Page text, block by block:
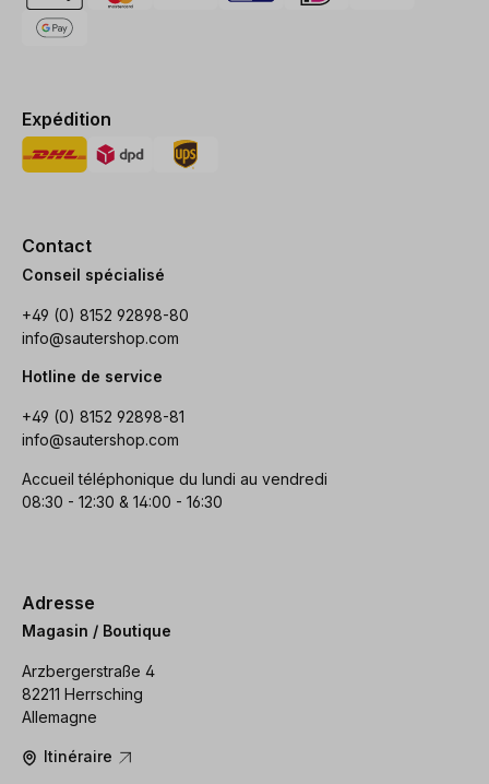
Expédition
Contact
Conseil spécialisé
+49 (0) 8152 92898-80
info@sautershop.com
Hotline de service
+49 (0) 8152 92898-81
info@sautershop.com
Accueil téléphonique du lundi au vendredi
08:30 - 12:30 & 14:00 - 16:30
Adresse
Magasin / Boutique
Arzbergerstraße 4
82211 Herrsching
Allemagne
Itinéraire